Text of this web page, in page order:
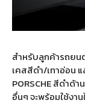
สำหรับลูกค้ารถยน
เคสสีดำ/เทาอ่อน
PORSCHE สีดำด้
อื่นๆ จะพร้อมใช้งา